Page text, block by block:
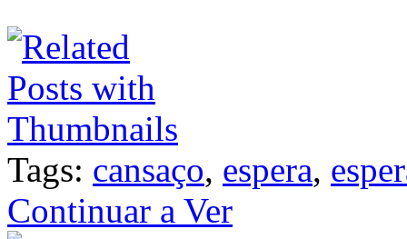
Tags: cansaço, espera,
Continuar a Ver